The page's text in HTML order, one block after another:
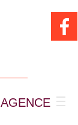
AGENCE